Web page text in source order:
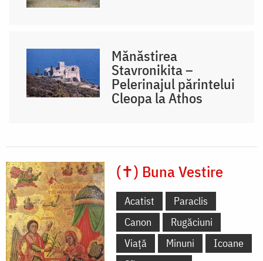
Mănăstirea
Stavronikita –
Pelerinajul părintelui
Cleopa la Athos
(✝) Buna Vestire
Acatist
Paraclis
Canon
Rugăciuni
Viață
Minuni
Icoane